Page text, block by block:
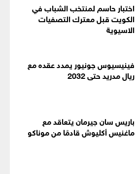
اختبار حاسم لمنتخب الشباب في
الكويت قبل معترك التصفيات
الاسيوية
فينيسيوس جونيور يمدد عقده مع
ريال مدريد حتى 2032
باريس سان جيرمان يتعاقد مع
ماغنيس أكليوش قادمًا من موناكو